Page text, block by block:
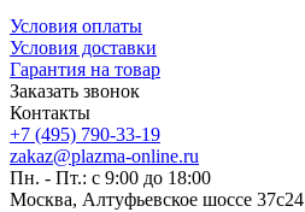
Условия оплаты
Условия доставки
Гарантия на товар
Заказать звонок
Контакты
+7 (495) 790-33-19
zakaz@plazma-online.ru
Пн. - Пт.: с 9:00 до 18:00
Москва, Алтуфьевское шоссе 37с24